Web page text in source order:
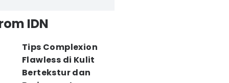
IDN
Tips Complexion
Flawless di Kulit
Bertekstur dan